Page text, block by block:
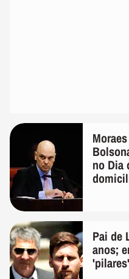
no Dia
Pai de
anos;